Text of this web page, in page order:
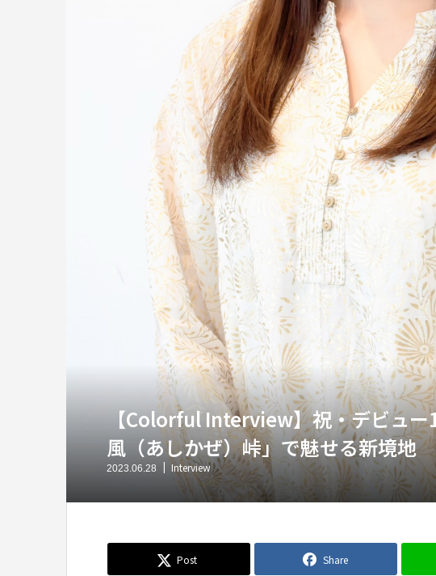
【Colorful Interview】祝・デビュー
風（あしかぜ）峠」で魅せる新境地
2023.06.28 Interview
Post Share